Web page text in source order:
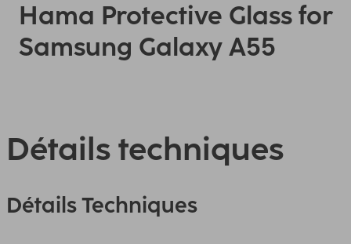
Hama Protective Glass for
Samsung Galaxy A55
Détails techniques
Détails Techniques